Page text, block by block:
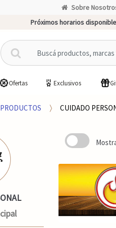
Sobre
Próximos horarios
B
u
c
r
r
:
Ofertas Exclusivos
CUIDADO